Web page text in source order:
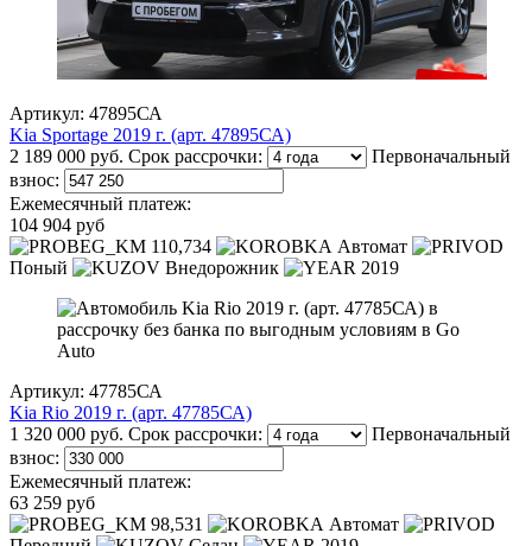
Артикул: 47895СА
Kia Sportage 2019 г. (арт. 47895СА)
2 189 000 руб. Срок рассрочки:
Первоначальный
взнос:
Ежемесячный платеж:
104 904 руб
110,734
Автомат
Поный
Внедорожник 2019
Артикул: 47785СА
Kia Rio 2019 г. (арт. 47785СА)
1 320 000 руб. Срок рассрочки:
Первоначальный
взнос:
Ежемесячный платеж:
63 259 руб
98,531
Автомат